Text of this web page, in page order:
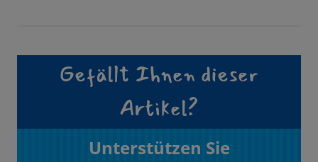
Gefällt Ihnen dieser
Artikel?
Unterstützen Sie